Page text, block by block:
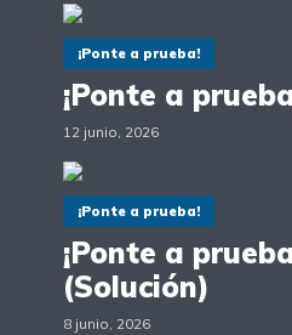
¡Ponte a prueba!
¡Ponte a
12 junio, 2026
¡Ponte a prueba!
¡Ponte a
(Solución)
8 junio, 2026